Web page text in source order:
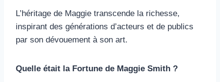
L’héritage de Maggie transcende la richesse,
inspirant des générations d’acteurs et de publics
par son dévouement à son art.
Quelle était la Fortune de Maggie Smith ?